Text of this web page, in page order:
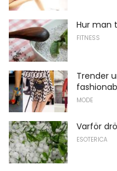
Hur man
FITNESS
Trender
MODE
Varför
ESOTERICA